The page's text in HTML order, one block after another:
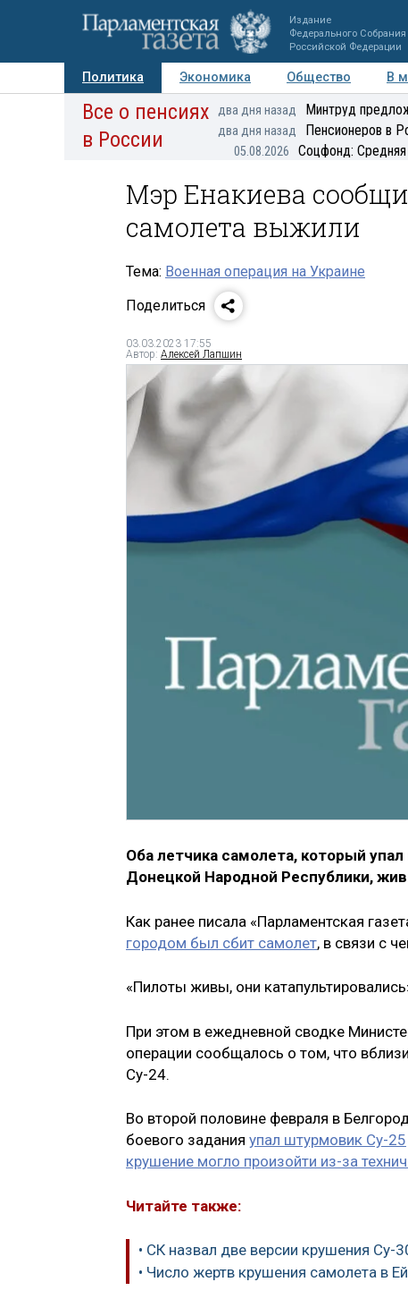
Издание
Федерального Собрания
Российской Федерации
Политика Экономика Общество В
Авторы Персоны Мнения Регионы
Все о пенсиях
в России
два дня назад Минтруд
два дня назад Пенсионеров в
05.08.2026 Соцфонд: Средняя
Мэр Енакиева
самолета выжили
Тема: Военная операция на Украине
Поделиться
03.03.2023 17:55
Автор: Алексей Лапшин
Оба летчика самолета, который
Донецкой Народной Республики,
Как ранее писала «Парламентская
городом был сбит самолет, в связи с
«Пилоты живы, они
При этом в ежедневной сводке
операции сообщалось о том, что
Су-24.
Во второй половине февраля в
боевого задания упал штурмовик Су-25
крушение могло произойти из-за
Читайте также:
• СК назвал две версии крушения Су-
• Число жертв крушения самолета в